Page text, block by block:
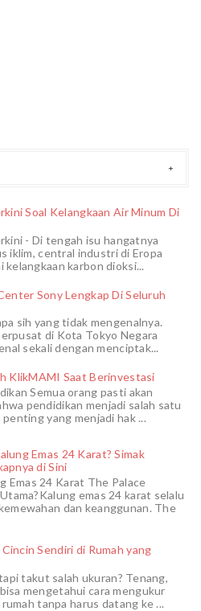
Soal Kelangkaan Air Minum Di
- Di tengah isu hangatnya
iklim, central industri di Eropa
kelangkaan karbon dioksi...
Sony Lengkap Di Seluruh
sih yang tidak mengenalnya.
di Kota Tokyo Negara
sekali dengan menciptak...
KlikMAMI Saat Berinvestasi
Semua orang pasti akan
pendidikan menjadi salah satu
yang menjadi hak ...
Emas 24 Karat? Simak
di Sini
Emas 24 Karat The Palace
emas 24 karat selalu
dan keanggunan. The
Sendiri di Rumah yang
takut salah ukuran? Tenang,
mengetahui cara mengukur
tanpa harus datang ke ...